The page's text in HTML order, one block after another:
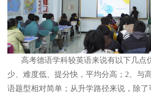
高考德语学科较英语来说有以下几点
少、难度低、提分快，平均分高；2、与
语题型相对简单；从升学路径来说，除了